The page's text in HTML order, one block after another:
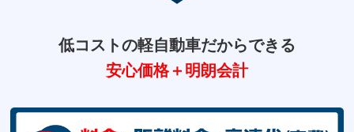
低コストの軽自動車だからできる
安心価格＋明朗会計